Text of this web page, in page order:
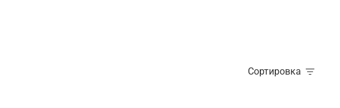
Сортировка